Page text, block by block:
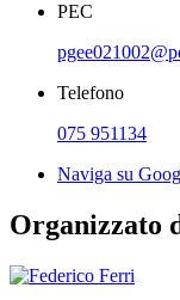
PEC
Telefono
075 951134
Naviga su
Organizzato